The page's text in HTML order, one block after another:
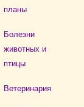
планы
Болезни
животных и
птицы
Ветеринария